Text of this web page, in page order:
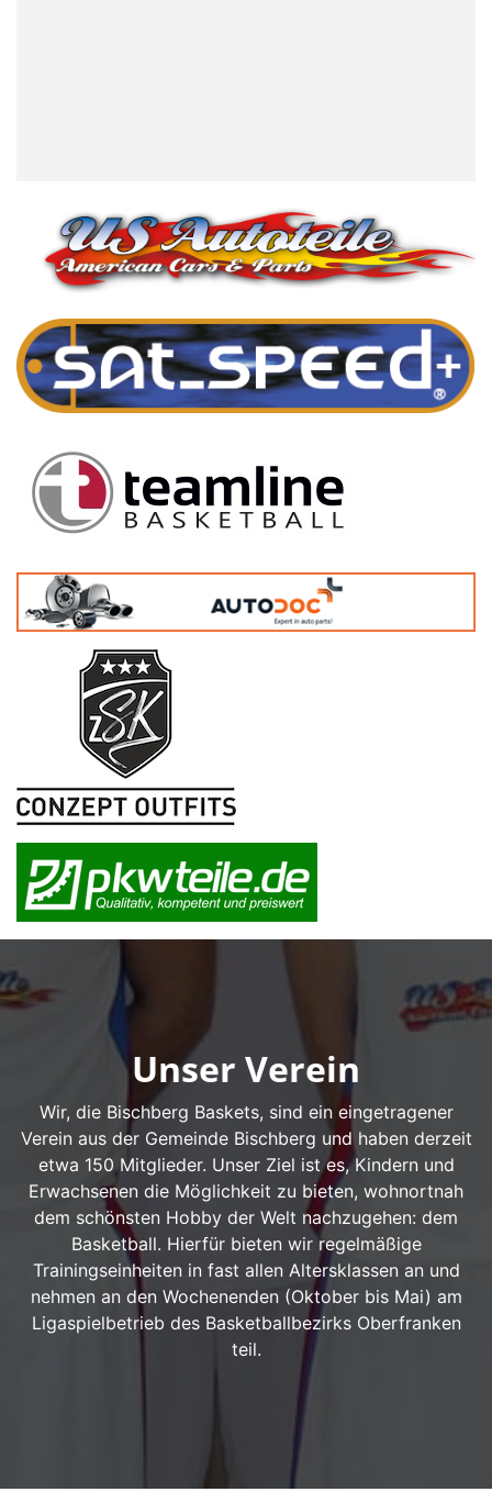
Unser Verein
Wir, die Bischberg Baskets, sind ein eingetragener
Verein aus der Gemeinde Bischberg und haben derzeit
etwa 150 Mitglieder. Unser Ziel ist es, Kindern und
Erwachsenen die Möglichkeit zu bieten, wohnortnah
dem schönsten Hobby der Welt nachzugehen: dem
Basketball. Hierfür bieten wir regelmäßige
Trainingseinheiten in fast allen Altersklassen an und
nehmen an den Wochenenden (Oktober bis Mai) am
Ligaspielbetrieb des Basketballbezirks Oberfranken
teil.